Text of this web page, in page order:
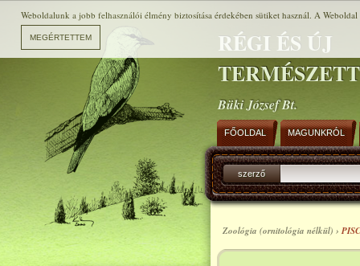
RÉGI ÉS ÚJ
Büki József Bt.
FŐOLDAL MAGUNKRÓL
szerző
Zoológia (ornitológia nélkül) ›
Weboldalunk a jobb felhasználói élmény biztosítása érdekében sütiket használ. A